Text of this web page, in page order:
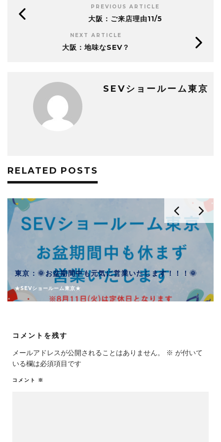
PREVIOUS ARTICLE
大阪：ご来店理由11/5
NEXT ARTICLE
大阪：地味なSEV？
SEVショールーム東京
RELATED POSTS
東京：🌞お盆期間中も元気に営業いたします！！！🌞
★SEVショールーム東京★
コメントを残す
メールアドレスが公開されることはありません。 ※ が付いて
いる欄は必須項目です
コメント ※